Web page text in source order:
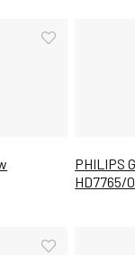
PHILIPS
HD7765/